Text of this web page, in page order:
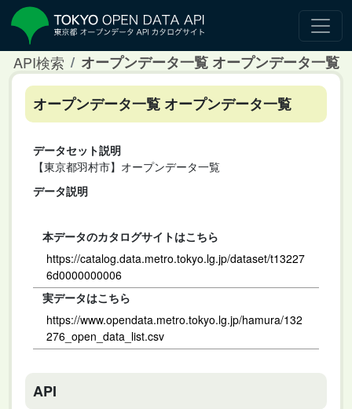
API検索 オープンデータ一覧 オープンデータ一覧
オープンデータ一覧 オープンデータ一覧
データセット説明
【東京都羽村市】オープンデータ一覧
データ説明
本データのカタログサイトはこちら
https://catalog.data.metro.tokyo.lg.jp/dataset/t13227
6d0000000006
実データはこちら
https://www.opendata.metro.tokyo.lg.jp/hamura/132
276_open_data_list.csv
API